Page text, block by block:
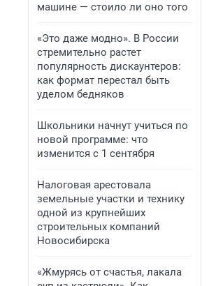
машине — стоило ли оно того
«Это даже модно». В России
стремительно растет
популярность дискаунтеров:
как формат перестал быть
уделом бедняков
Школьники начнут учиться по
новой программе: что
изменится с 1 сентября
Налоговая арестовала
земельные участки и технику
одной из крупнейших
строительных компаний
Новосибирска
«Жмурясь от счастья, лакала